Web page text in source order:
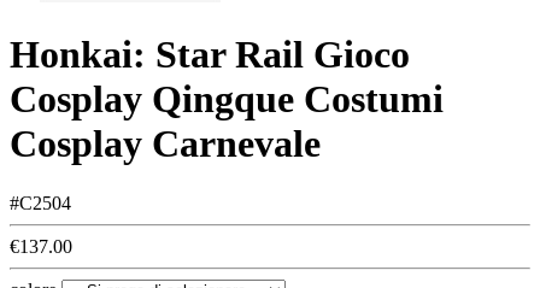
Honkai: Star Rail Gioco
Cosplay Qingque Costumi
Cosplay Carnevale
#C2504
€137.00